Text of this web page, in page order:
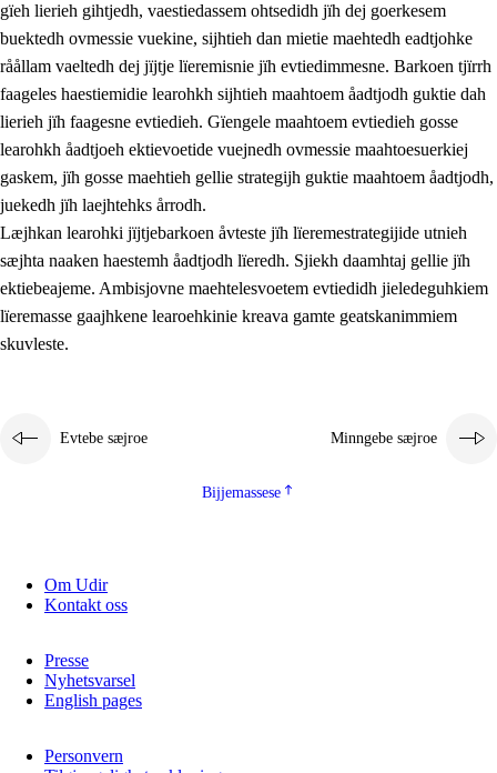
Maahtoe faagine
2.3 Vihkeles tjiehpiesvoeth
Dåaresthfaageles teemah
gïeh lierieh gihtjedh, vaestiedassem ohtsedidh jïh dej goerkesem
buektedh ovmessie vuekine, sijhtieh dan mietie maehtedh eadtjohke
råållam vaeltedh dej jïjtje lïeremisnie jïh evtiedimmesne. Barkoen tjïrrh
faageles haestiemidie learohkh sijhtieh maahtoem åadtjodh guktie dah
lierieh jïh faagesne evtiedieh. Gïengele maahtoem evtiedieh gosse
learohkh åadtjoeh ektievoetide vuejnedh ovmessie maahtoesuerkiej
gaskem, jïh gosse maehtieh gellie strategijh guktie maahtoem åadtjodh,
juekedh jïh laejhtehks årrodh.
Læjhkan learohki jïjtjebarkoen åvteste jïh lïeremestrategijide utnieh
sæjhta naaken haestemh åadtjodh lïeredh. Sjiekh daamhtaj gellie jïh
ektiebeajeme. Ambisjovne maehtelesvoetem evtiedidh jieledeguhkiem
lïeremasse gaajhkene learoehkinie kreava gamte geatskanimmiem
skuvleste.
Evtebe sæjroe Minngebe sæjroe
Bijjemassese
Om Udir
Kontakt oss
Presse
Nyhetsvarsel
English pages
Personvern